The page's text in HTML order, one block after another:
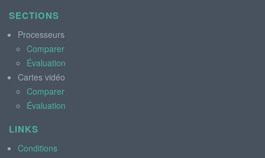
SECTIONS
Processeurs
Comparer
Évaluation
Cartes vidéo
Comparer
Évaluation
LINKS
Conditions